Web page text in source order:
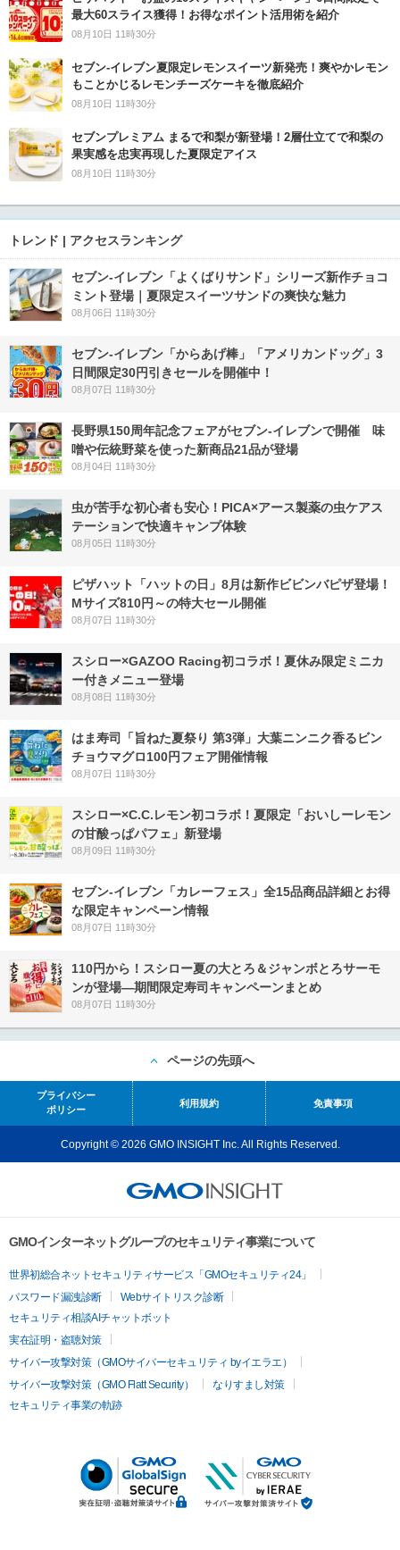
最大60スライス獲得！お得なポイント活用術を紹介
08月10日 11時30分
セブン‐イレブン夏限定レモンスイーツ新発売！爽やかレモン
もことかじるレモンチーズケーキを徹底紹介
08月10日 11時30分
セブンプレミアム まるで和梨が新登場！2層仕立てで和梨の
果実感を忠実再現した夏限定アイス
08月10日 11時30分
トレンド | アクセスランキング
セブン‐イレブン「よくばりサンド」シリーズ新作チョコ
ミント登場｜夏限定スイーツサンドの爽快な魅力
08月06日 11時30分
セブン‐イレブン「からあげ棒」「アメリカンドッグ」3
日間限定30円引きセールを開催中！
08月07日 11時30分
長野県150周年記念フェアがセブン-イレブンで開催 味
噌や伝統野菜を使った新商品21品が登場
08月04日 11時30分
虫が苦手な初心者も安心！PICA×アース製薬の虫ケアス
テーションで快適キャンプ体験
08月05日 11時30分
ピザハット「ハットの日」8月は新作ビビンバピザ登場！
Mサイズ810円～の特大セール開催
08月07日 11時30分
スシロー×GAZOO Racing初コラボ！夏休み限定ミニカ
ー付きメニュー登場
08月08日 11時30分
はま寿司「旨ねた夏祭り 第3弾」大葉ニンニク香るビン
チョウマグロ100円フェア開催情報
08月07日 11時30分
スシロー×C.C.レモン初コラボ！夏限定「おいしーレモン
の甘酸っぱパフェ」新登場
08月09日 11時30分
セブン‐イレブン「カレーフェス」全15品商品詳細とお得
な限定キャンペーン情報
08月07日 11時30分
110円から！スシロー夏の大とろ＆ジャンボとろサーモ
ンが登場―期間限定寿司キャンペーンまとめ
08月07日 11時30分
ページの先頭へ
プライバシー
ポリシー
利用規約 免責事項
Copyright © 2026 GMO INSIGHT Inc. All Rights Reserved.
GMOインターネットグループのセキュリティ事業について
世界初総合ネットセキュリティサービス「GMOセキュリティ24」
パスワード漏洩診断
Webサイトリスク診断
セキュリティ相談AIチャットボット
実在証明・盗聴対策
サイバー攻撃対策（GMOサイバーセキュリティ byイエラエ）
サイバー攻撃対策（GMO Flatt Security）
なりすまし対策
セキュリティ事業の軌跡